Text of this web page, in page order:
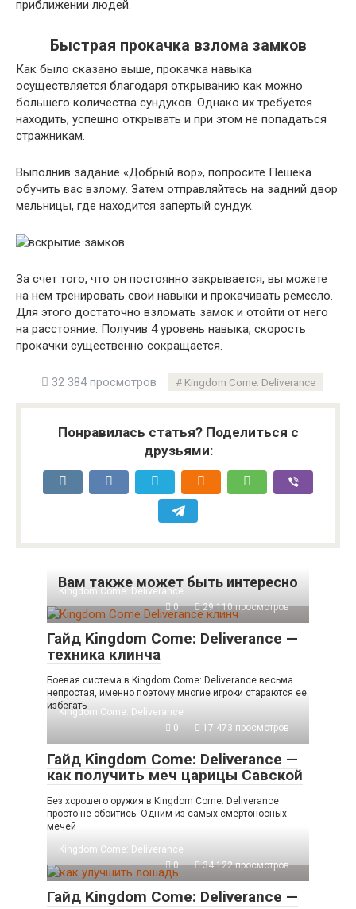
приближении людей.
Быстрая прокачка взлома замков
Как было сказано выше, прокачка навыка
осуществляется благодаря открыванию как можно
большего количества сундуков. Однако их требуется
находить, успешно открывать и при этом не попадаться
стражникам.
Выполнив задание «Добрый вор», попросите Пешека
обучить вас взлому. Затем отправляйтесь на задний двор
мельницы, где находится запертый сундук.
За счет того, что он постоянно закрывается, вы можете
на нем тренировать свои навыки и прокачивать ремесло.
Для этого достаточно взломать замок и отойти от него
на расстояние. Получив 4 уровень навыка, скорость
прокачки существенно сокращается.
32 384 просмотров Kingdom Come: Deliverance
Понравилась статья? Поделиться с
друзьями:
Вам также может быть интересно
Kingdom Come: Deliverance
0
29 110 просмотров
Гайд Kingdom Come: Deliverance —
техника клинча
Боевая система в Kingdom Come: Deliverance весьма
непростая, именно поэтому многие игроки стараются ее
избегать
Kingdom Come: Deliverance
0
17 473 просмотров
Гайд Kingdom Come: Deliverance —
как получить меч царицы Савской
Без хорошего оружия в Kingdom Come: Deliverance
просто не обойтись. Одним из самых смертоносных
мечей
Kingdom Come: Deliverance
0
34 122 просмотров
Гайд Kingdom Come: Deliverance —